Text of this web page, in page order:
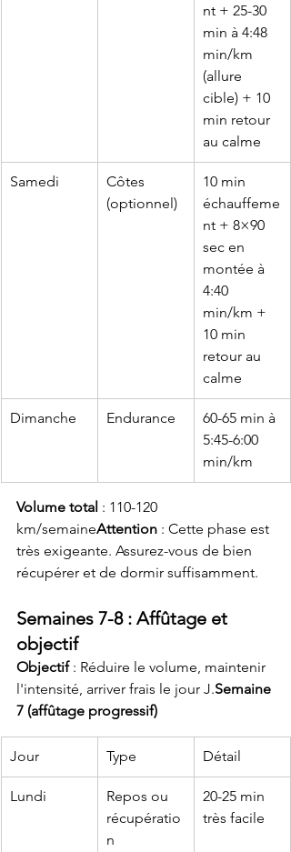
nt + 25-30
min à 4:48
min/km
(allure
cible) + 10
min retour
au calme
Samedi
Côtes
(optionnel)
10 min
échauffeme
nt + 8×90
sec en
montée à
4:40
min/km +
10 min
retour au
calme
Dimanche Endurance
60-65 min à
5:45-6:00
min/km
Volume total : 110-120
km/semaineAttention : Cette phase est
très exigeante. Assurez-vous de bien
récupérer et de dormir suffisamment.
Semaines 7-8 : Affûtage et
objectif
Objectif : Réduire le volume, maintenir
l'intensité, arriver frais le jour J.Semaine
7 (affûtage progressif)
Jour Type Détail
Lundi
Repos ou
récupératio
n
20-25 min
très facile